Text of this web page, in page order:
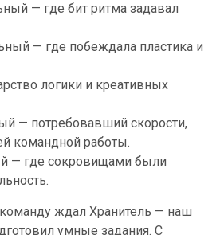
— где бит ритма задавал
— где побеждала пластика и
логики и креативных
— потребовавший скорости,
командной работы.
— где сокровищами были
ждал Хранитель — наш
умные задания. С